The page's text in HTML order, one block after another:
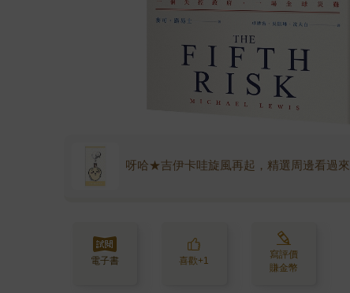
呀哈★吉伊卡哇旋風再起，精選周邊看過來
電子書 喜歡+1
寫評價
賺金幣